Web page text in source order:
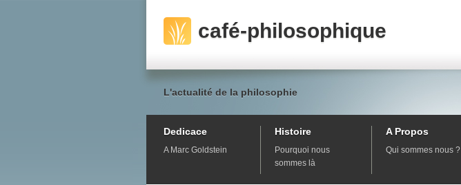
café-philosophique
L'actualité de la philosophie
Dedicace
A Marc Goldstein
Histoire
Pourquoi nous
sommes là
A Propos
Qui sommes nous ?